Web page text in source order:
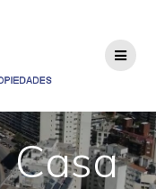
Casa